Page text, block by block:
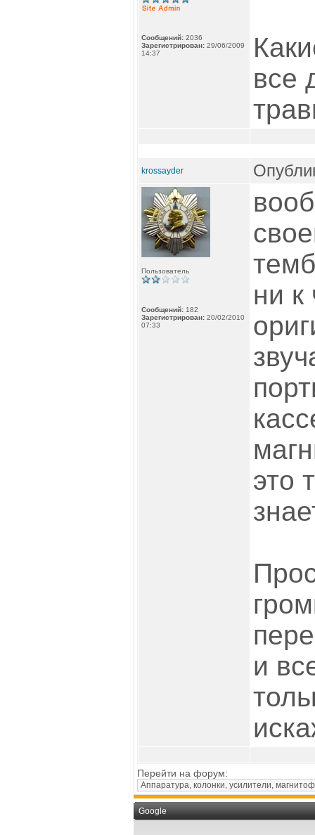
Сообщений: 2036
Зарегистрирован: 29/06/2009
14:37
все
krossayder
Пользователь
Сообщений: 182
Зарегистрирован: 20/02/2010
07:33
ни к
это
и
Перейти на форум:
Google